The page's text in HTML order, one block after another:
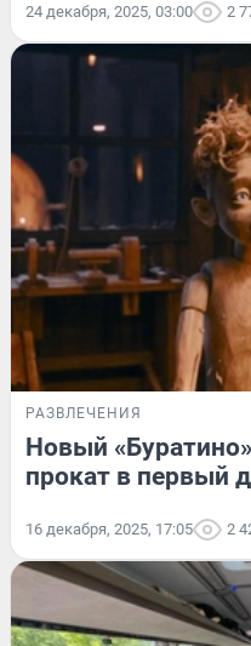
24 декабря, 2025, 03:00 2
РАЗВЛЕЧЕНИЯ
Новый
прокат в первый
16 декабря, 2025, 17:05 2